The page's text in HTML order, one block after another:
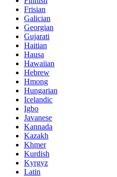
Frisian
Galician
Georgian
Gujarati
Haitian
Hausa
Hawaiian
Hebrew
Hmong
Hungarian
Icelandic
Igbo
Javanese
Kannada
Kazakh
Khmer
Kurdish
Kyrgyz
Latin